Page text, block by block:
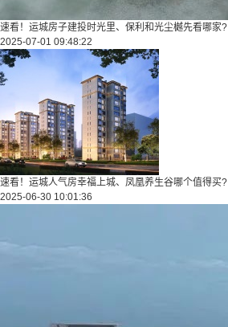
速看！运城房子建投时光里、保利和光尘樾先看哪家?
2025-07-01 09:48:22
速看！运城人气房幸福上城、凤凰养生谷哪个值得买?
2025-06-30 10:01:36